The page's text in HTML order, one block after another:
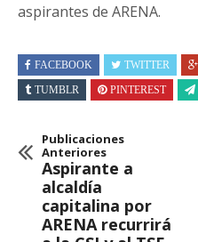
aspirantes de ARENA.
FACEBOOK TWITTER
TUMBLR
PINTEREST
Publicaciones
Anteriores
Aspirante a
alcaldía
capitalina por
ARENA recurrirá